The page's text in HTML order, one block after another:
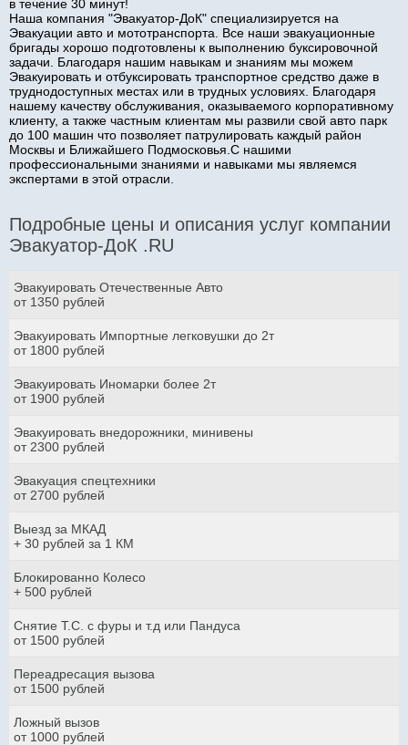
в течение 30 минут!
Наша компания "Эвакуатор-ДоК" специализируется на
Эвакуации авто и мототранспорта. Все наши эвакуационные
бригады хорошо подготовлены к выполнению буксировочной
задачи. Благодаря нашим навыкам и знаниям мы можем
Эвакуировать и отбуксировать транспортное средство даже в
труднодоступных местах или в трудных условиях. Благодаря
нашему качеству обслуживания, оказываемого корпоративному
клиенту, а также частным клиентам мы развили свой авто парк
до 100 машин что позволяет патрулировать каждый район
Москвы и Ближайшего Подмосковья.С нашими
профессиональными знаниями и навыками мы являемся
экспертами в этой отрасли.
Подробные цены и описания услуг компании
Эвакуатор-ДоК .RU
Эвакуировать Отечественные Авто
от 1350 рублей
Эвакуировать Импортные легковушки до 2т
от 1800 рублей
Эвакуировать Иномарки более 2т
от 1900 рублей
Эвакуировать внедорожники, минивены
от 2300 рублей
Эвакуация спецтехники
от 2700 рублей
Выезд за МКАД
+ 30 рублей за 1 КМ
Блокированно Колесо
+ 500 рублей
Снятие Т.С. с фуры и т.д или Пандуса
от 1500 рублей
Переадресация вызова
от 1500 рублей
Ложный вызов
от 1000 рублей